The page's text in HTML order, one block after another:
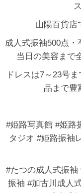
山陽百貨
成人式振袖500点・
当日の美容まで
ドレスは7～23号
品まで豊
#姫路写真館 #姫路
タジオ #姫路振袖
#たつの成人式振袖
振袖 #加古川成人